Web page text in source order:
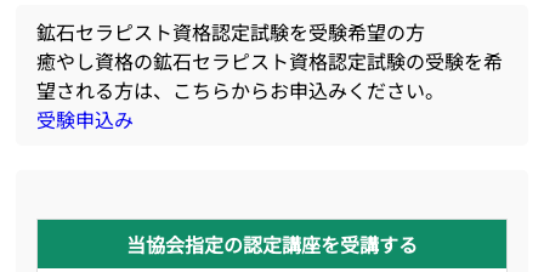
鉱石セラピスト資格認定試験を受験希望の方
癒やし資格の鉱石セラピスト資格認定試験の受験を希
望される方は、こちらからお申込みください。
受験申込み
当協会指定の認定講座を受講する